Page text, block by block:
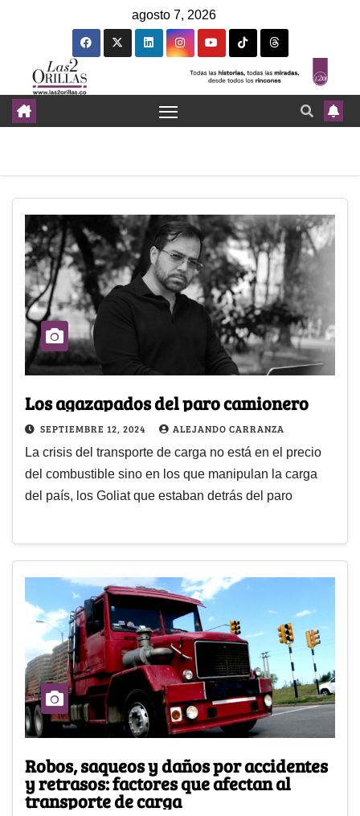
agosto 7, 2026
Los agazapados del paro camionero
SEPTIEMBRE 12, 2024 ALEJANDO CARRANZA
La crisis del transporte de carga no está en el precio
del combustible sino en los que manipulan la carga
del país, los Goliat que estaban detrás del paro
Robos, saqueos y daños por accidentes
y retrasos: factores que afectan al
transporte de carga